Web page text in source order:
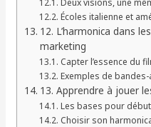
Écoles italienne et
12. L’harmonica dans
marketing
Capter l’essence du
Exemples de
13. Apprendre à jouer
Les bases pour
Choisir son